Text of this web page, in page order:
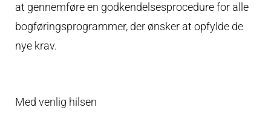
at gennemføre en godkendelsesprocedure for alle
bogføringsprogrammer, der ønsker at opfylde de
nye krav.
Med venlig hilsen